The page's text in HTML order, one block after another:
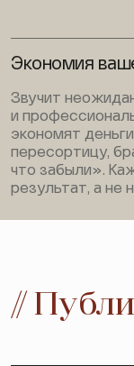
Экономия
Звучит
и
экономят
пересортицу,
что забыли».
результат, а не
//